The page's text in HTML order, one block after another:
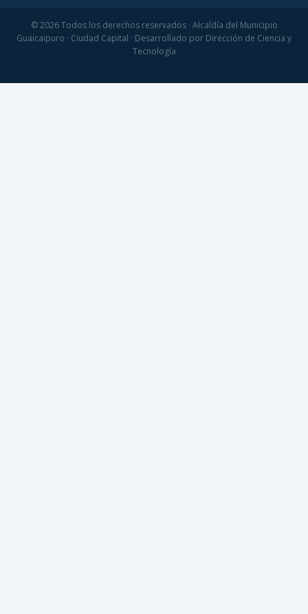
© 2026 Todos los derechos reservados · Alcaldía del Municipio
Guaicaipuro · Ciudad Capital · Desarrollado por Dirección de Ciencia y
Tecnología